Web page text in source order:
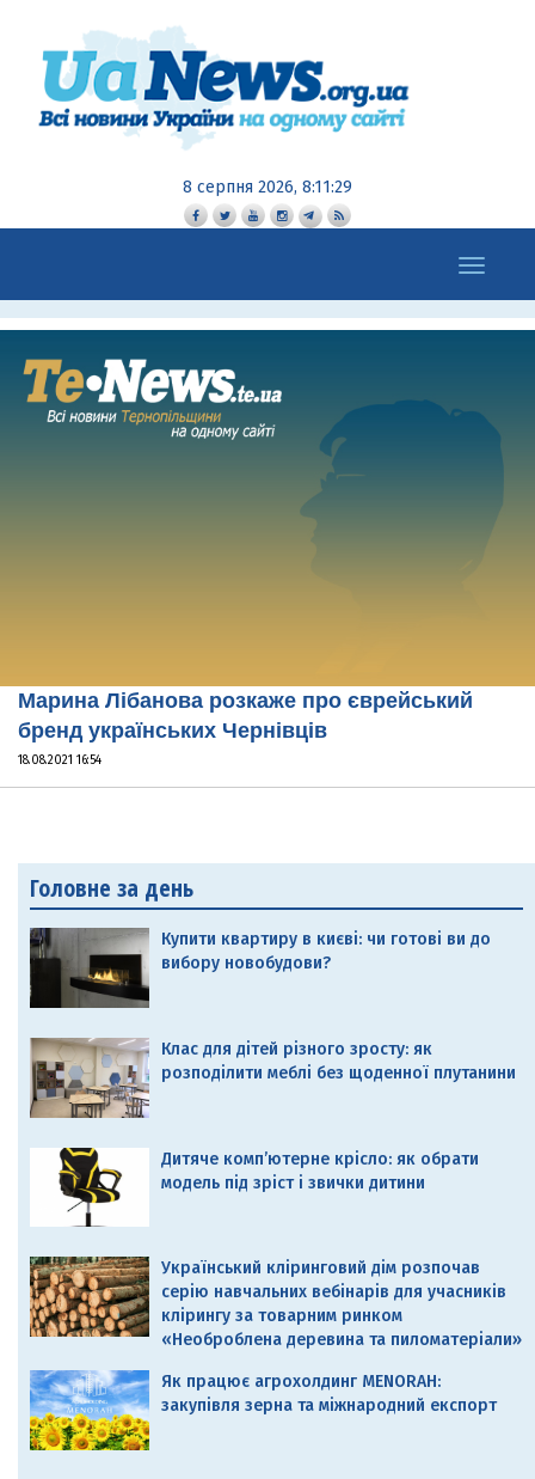
8 серпня 2026, 8:11:30
Toggle
navigation
Марина Лібанова розкаже про єврейський
бренд українських Чернівців
18.08.2021 16:54
Головне за день
Купити квартиру в києві: чи готові ви до
вибору новобудови?
Клас для дітей різного зросту: як
розподілити меблі без щоденної плутанини
Дитяче комп’ютерне крісло: як обрати
модель під зріст і звички дитини
Український кліринговий дім розпочав
серію навчальних вебінарів для учасників
клірингу за товарним ринком
«Необроблена деревина та пиломатеріали»
Як працює агрохолдинг MENORAH:
закупівля зерна та міжнародний експорт